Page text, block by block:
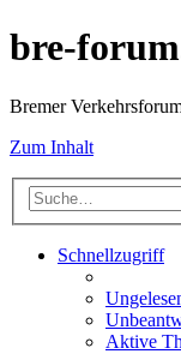
bre-
Bremer
Zum Inhalt
Schnellzugriff
Aktive